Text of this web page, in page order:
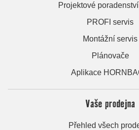
Projektové
PROFI servis
Montážní servis
Plánovače
Aplikace
Vaše prodejna
Přehled všech